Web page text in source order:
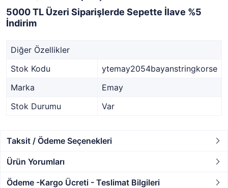
5000 TL Üzeri Siparişlerde Sepette İlave %5
İndirim
Diğer Özellikler
Stok Kodu
ytemay2054bayanstringkorse
Marka
Emay
Stok Durumu
Var
Taksit / Ödeme Seçenekleri
Ürün Yorumları
Ödeme -Kargo Ücreti - Teslimat Bilgileri